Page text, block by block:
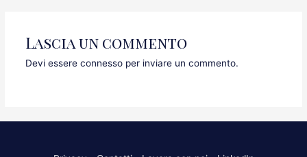
Lascia un commento
Devi essere connessoper inviare un commento.